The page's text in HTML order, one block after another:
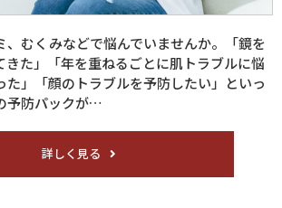
、むくみなどで悩んでいませんか。「鏡を
きた」「年を重ねるごとに肌トラブルに悩
た」「顔のトラブルを予防したい」といっ
予防パックが…
詳しく見る